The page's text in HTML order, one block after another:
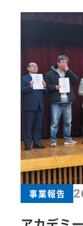
大会を通じ
しながらも
それぞれの地
締めくくり
れたメンバ
年の功績と
した。卒業
バーへと受
とつなげていきます。 「
縁や環境に
切さ。そし
のために尽
い学びをいただきまし
経に分かれ
呼吸と向き
寧に書き写
ことを考え
な「心の余
事業報告